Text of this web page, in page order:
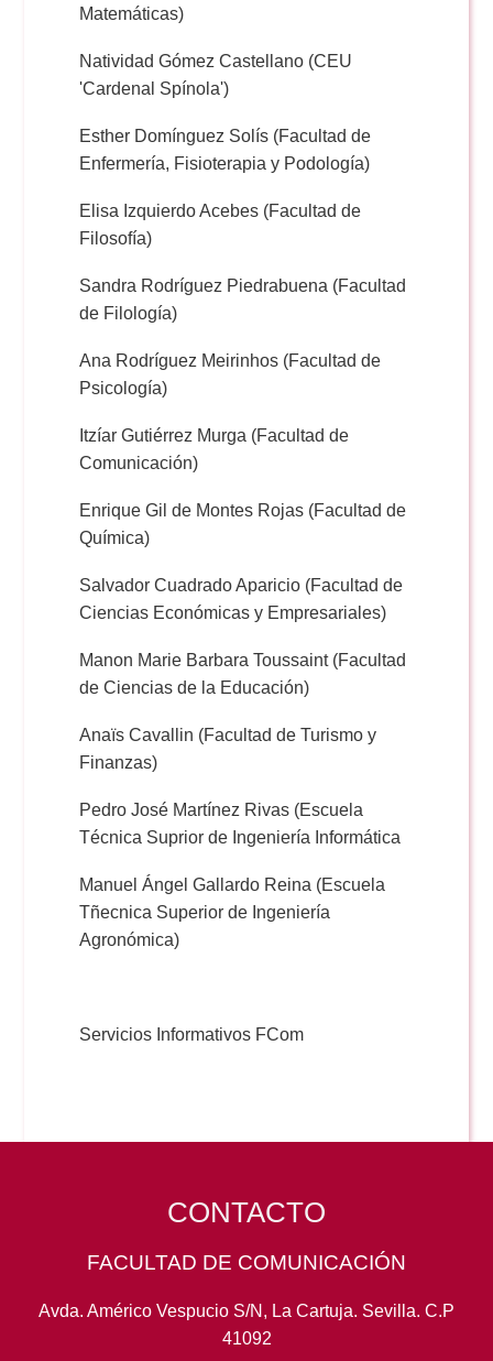
Matemáticas)
Natividad Gómez Castellano (CEU
'Cardenal Spínola')
Esther Domínguez Solís (Facultad de
Enfermería, Fisioterapia y Podología)
Elisa Izquierdo Acebes (Facultad de
Filosofía)
Sandra Rodríguez Piedrabuena (Facultad
de Filología)
Ana Rodríguez Meirinhos (Facultad de
Psicología)
Itzíar Gutiérrez Murga (Facultad de
Comunicación)
Enrique Gil de Montes Rojas (Facultad de
Química)
Salvador Cuadrado Aparicio (Facultad de
Ciencias Económicas y Empresariales)
Manon Marie Barbara Toussaint (Facultad
de Ciencias de la Educación)
Anaïs Cavallin (Facultad de Turismo y
Finanzas)
Pedro José Martínez Rivas (Escuela
Técnica Suprior de Ingeniería Informática
Manuel Ángel Gallardo Reina (Escuela
Tñecnica Superior de Ingeniería
Agronómica)
Servicios Informativos FCom
CONTACTO
FACULTAD DE COMUNICACIÓN
Avda. Américo Vespucio S/N, La Cartuja. Sevilla. C.P
41092